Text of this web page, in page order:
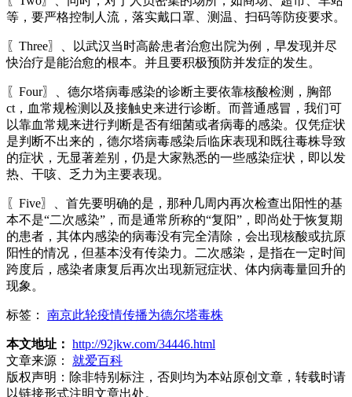
等，要严格控制人流，落实戴口罩、测温、扫码等防疫要求。
〖Three〗、以武汉当时高龄患者治愈出院为例，早发现并尽
快治疗是能治愈的根本。并且要积极预防并发症的发生。
〖Four〗、德尔塔病毒感染的诊断主要依靠核酸检测，胸部
ct，血常规检测以及接触史来进行诊断。而普通感冒，我们可
以靠血常规来进行判断是否有细菌或者病毒的感染。仅凭症状
是判断不出来的，德尔塔病毒感染后临床表现和既往毒株导致
的症状，无显著差别，仍是大家熟悉的一些感染症状，即以发
热、干咳、乏力为主要表现。
〖Five〗、首先要明确的是，那种几周内再次检查出阳性的基
本不是“二次感染”，而是通常所称的“复阳”，即尚处于恢复期
的患者，其体内感染的病毒没有完全清除，会出现核酸或抗原
阳性的情况，但基本没有传染力。二次感染，是指在一定时间
跨度后，感染者康复后再次出现新冠症状、体内病毒量回升的
现象。
标签： 南京此轮疫情传播为德尔塔毒株
本文地址： http://92jkw.com/34446.html
文章来源：
就爱百科
版权声明： 除非特别标注，否则均为本站原创文章，转载时请
以链接形式注明文章出处。